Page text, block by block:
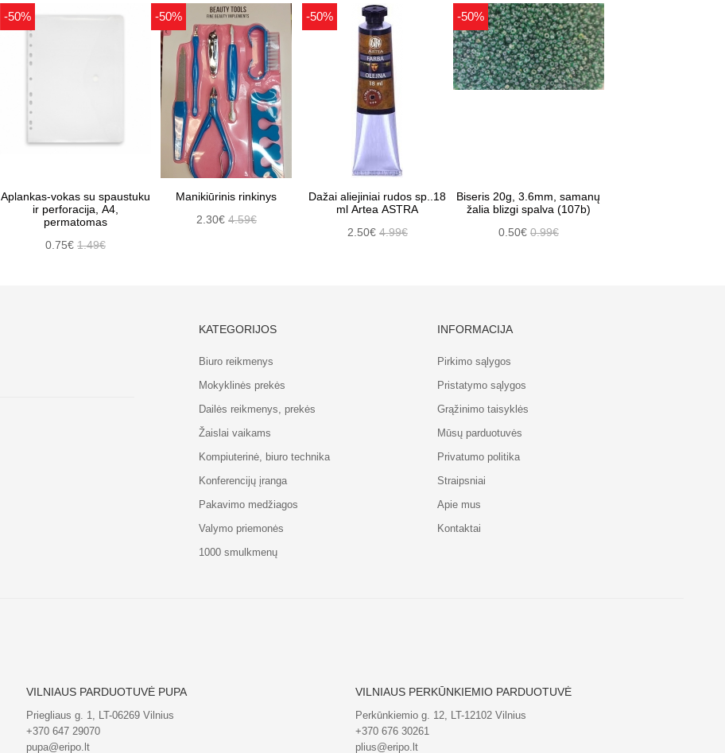
-50%
Aplankas-vokas su spaustuku
ir perforacija, A4,
permatomas
0.75€ 1.49€
-50%
Manikiūrinis rinkinys
2.30€ 4.59€
-50%
Dažai aliejiniai rudos sp..18
ml Artea ASTRA
2.50€ 4.99€
-50%
Biseris 20g, 3.6mm, samanų
žalia blizgi spalva (107b)
0.50€ 0.99€
KATEGORIJOS
Biuro reikmenys
Mokyklinės prekės
Dailės reikmenys, prekės
Žaislai vaikams
Kompiuterinė, biuro technika
Konferencijų įranga
Pakavimo medžiagos
Valymo priemonės
1000 smulkmenų
INFORMACIJA
Pirkimo sąlygos
Pristatymo sąlygos
Grąžinimo taisyklės
Mūsų parduotuvės
Privatumo politika
Straipsniai
Apie mus
Kontaktai
VILNIAUS PARDUOTUVĖ PUPA
Priegliaus g. 1, LT-06269 Vilnius
+370 647 29070
pupa@eripo.lt
VILNIAUS PERKŪNKIEMIO PARDUOTUVĖ
Perkūnkiemio g. 12, LT-12102 Vilnius
+370 676 30261
plius@eripo.lt